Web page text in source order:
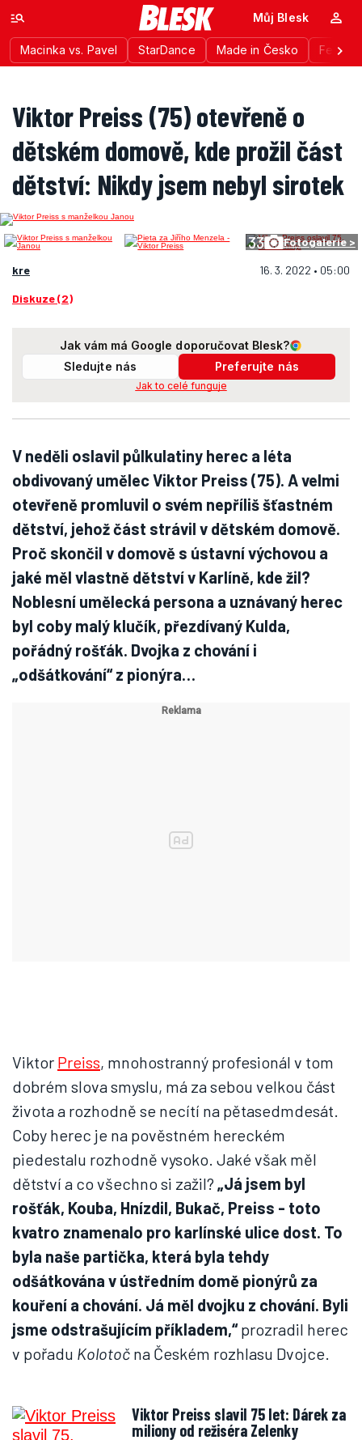
Macinka vs. Pavel StarDance Made in Česko
Můj Blesk
Viktor Preiss (75) otevřeně o
dětském domově, kde prožil část
dětství: Nikdy jsem nebyl sirotek
33 Fotogalerie >
kre 16. 3. 2022 • 05:00
Diskuze (2)
Jak vám má Google doporučovat Blesk?
Sledujte nás
Preferujte nás
Jak to celé funguje
V neděli oslavil půlkulatiny herec a léta
obdivovaný umělec Viktor Preiss (75). A velmi
otevřeně promluvil o svém nepříliš šťastném
dětství, jehož část strávil v dětském domově.
Proč skončil v domově s ústavní výchovou a
jaké měl vlastně dětství v Karlíně, kde žil?
Noblesní umělecká persona a uznávaný herec
byl coby malý klučík, přezdívaný Kulda,
pořádný rošťák. Dvojka z chování i
„odšátkování“ z pionýra…
Viktor Preiss, mnohostranný profesionál v tom
dobrém slova smyslu, má za sebou velkou část
života a rozhodně se necítí na pětasedmdesát.
Coby herec je na pověstném hereckém
piedestalu rozhodně vysoko. Jaké však měl
dětství a co všechno si zažil? „Já jsem byl
rošťák, Kouba, Hnízdil, Bukač, Preiss - toto
kvatro znamenalo pro karlínské ulice dost. To
byla naše partička, která byla tehdy
odšátkována v ústředním domě pionýrů za
kouření a chování. Já měl dvojku z chování. Byli
jsme odstrašujícím příkladem,“prozradil herec
v pořadu Kolotoč na Českém rozhlasu Dvojce.
Viktor Preiss slavil 75 let: Dárek za
miliony od režiséra Zelenky